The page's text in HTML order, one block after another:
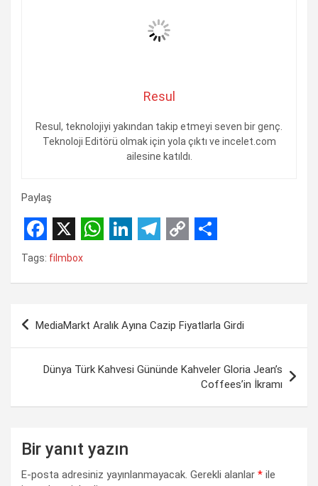
Resul
Resul, teknolojiyi yakından takip etmeyi seven bir genç.
Teknoloji Editörü olmak için yola çıktı ve incelet.com
ailesine katıldı.
Paylaş
F
e
b
k
X W
t
s
A
p
k
e
d
n
e
g
r
m
y
L
i
k
r
e
Tags: filmbox
Yazı
MediaMarkt Aralık Ayına Cazip Fiyatlarla Girdi
Dünya Türk Kahvesi Gününde Kahveler Gloria Jean’s
Coffees’in İkramı
Bir yanıt yazın
E-posta adresiniz yayınlanmayacak. Gerekli alanlar * ile